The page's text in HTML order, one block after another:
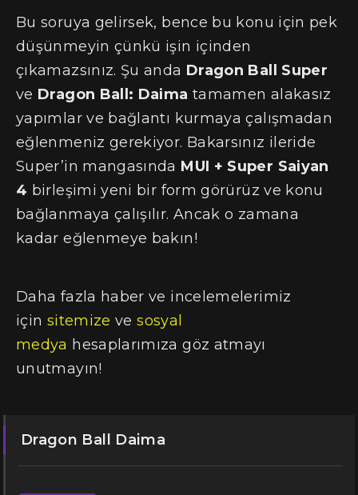
Bu soruya gelirsek, bence bu konu için pek
düşünmeyin çünkü işin içinden
çıkamazsınız. Şu anda Dragon Ball Super
ve Dragon Ball: Daima tamamen alakasız
yapımlar ve bağlantı kurmaya çalışmadan
eğlenmeniz gerekiyor. Bakarsınız ileride
Super’in mangasında MUI + Super Saiyan
4 birleşimi yeni bir form görürüz ve konu
bağlanmaya çalışılır. Ancak o zamana
kadar eğlenmeye bakın!
Daha fazla haber ve incelemelerimiz
için sitemize vesosyal
medya hesaplarımıza göz atmayı
unutmayın!
Dragon Ball Daima